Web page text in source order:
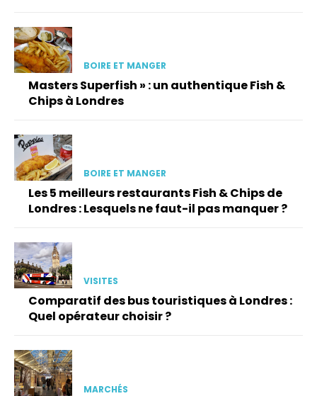
BOIRE ET MANGER
Masters Superfish » : un authentique Fish &
Chips à Londres
BOIRE ET MANGER
Les 5 meilleurs restaurants Fish & Chips de
Londres : Lesquels ne faut-il pas manquer ?
VISITES
Comparatif des bus touristiques à Londres :
Quel opérateur choisir ?
MARCHÉS